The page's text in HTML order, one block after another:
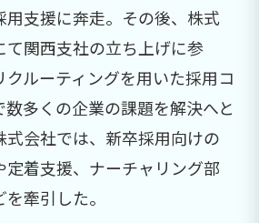
用支援に奔走。その後、株式
て関西支社の立ち上げに参
ルーティングを用いた採用コ
数多くの企業の課題を解決へと
会社では、新卒採用向けの
定着支援、ナーチャリング部
牽引した。